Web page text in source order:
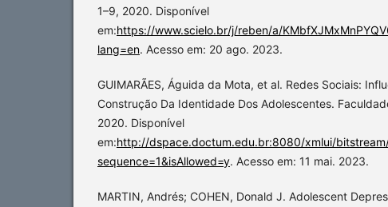
1–9, 2020. Disponível
em:https://www.scielo.br/j/reben/a/
lang=en. Acesso em: 20 ago. 2023.
GUIMARÃES, Águida da Mota, et al. Redes Sociais:
Construção Da Identidade Dos Adolescentes.
2020. Disponível
em:http://dspace.doctum.edu.br:8080/xmlui/bitstream/
sequence=1&isAllowed=y. Acesso em: 11 mai. 2023.
MARTIN, Andrés; COHEN, Donald J. Adolescent